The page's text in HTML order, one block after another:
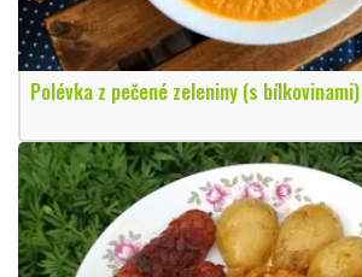
Polévka z pečené zeleniny (s bílkovinami)